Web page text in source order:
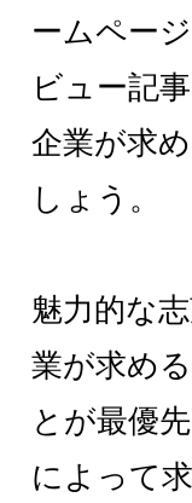
ームペー
ビュー記
企業が求
しょう。
魅力的な
業が求め
とが最優
によって